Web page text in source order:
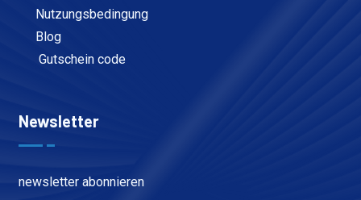
Nutzungsbedingung
Blog
Gutschein code
Newsletter
newsletter abonnieren